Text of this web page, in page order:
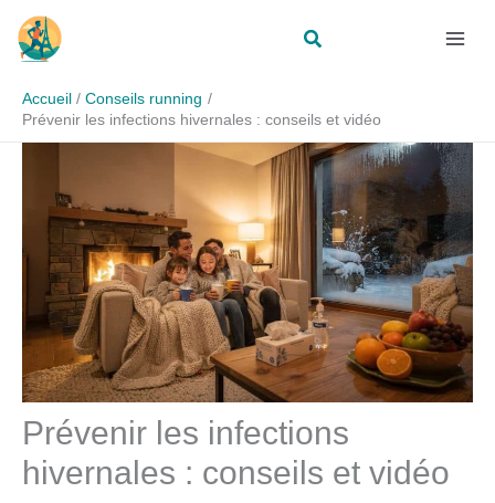
Accueil
Conseils running
Prévenir les infections hivernales : conseils et vidéo
Prévenir les infections
hivernales : conseils et vidéo
Rechercher